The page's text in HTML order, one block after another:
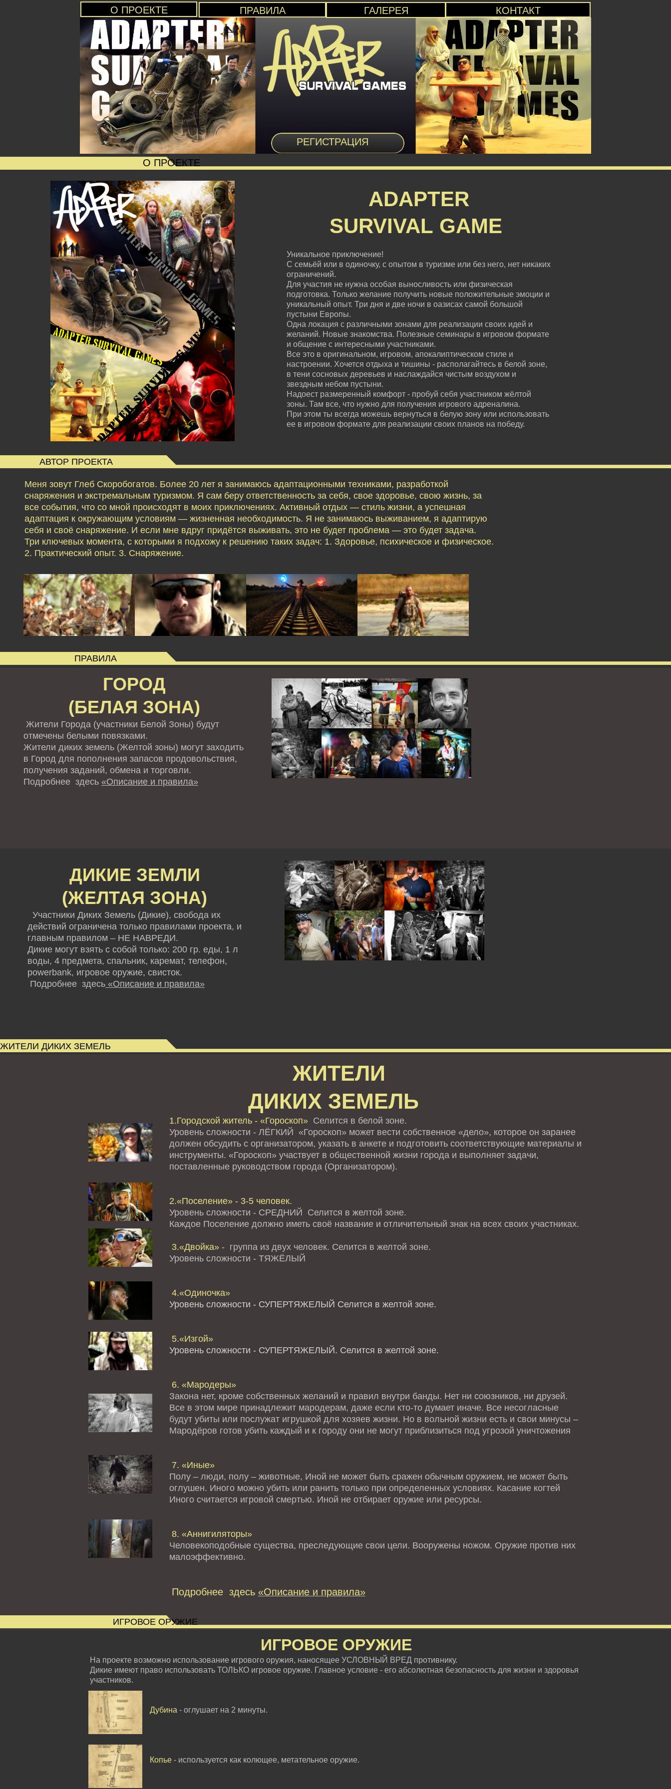
О ПРОЕКТЕ ПРАВИЛА ГАЛЕРЕЯ КОНТАКТ
РЕГИСТРАЦИЯ
О ПРОЕКТЕ
ADAPTER
SURVIVAL GAME
Уникальное приключение!
С семьёй или в одиночку, с опытом в туризме или без него, нет никаких
ограничений.
Для участия не нужна особая выносливость или физическая
подготовка. Только желание получить новые положительные эмоции и
уникальный опыт. Три дня и две ночи в оазисах самой большой
пустыни Европы.
Одна локация с различными зонами для реализации своих идей и
желаний. Новые знакомства. Полезные семинары в игровом формате
и общение с интересными участниками.
Все это в оригинальном, игровом, апокалиптическом стиле и
настроении. Хочется отдыха и тишины - располагайтесь в белой зоне,
в тени сосновых деревьев и наслаждайся чистым воздухом и
звездным небом пустыни.
Надоест размеренный комфорт - пробуй себя участником жёлтой
зоны. Там все, что нужно для получения игрового адреналина.
При этом ты всегда можешь вернуться в белую зону или использовать
ее в игровом формате для реализации своих планов на победу.
АВТОР ПРОЕКТА
Меня зовут Глеб Скоробогатов. Более 20 лет я занимаюсь адаптационными техниками, разработкой
снаряжения и экстремальным туризмом. Я сам беру ответственность за себя, свое здоровье, свою жизнь, за
все события, что со мной происходят в моих приключениях. Активный отдых — стиль жизни, а успешная
адаптация к окружающим условиям — жизненная необходимость. Я не занимаюсь выживанием, я адаптирую
себя и своё снаряжение. И если мне вдруг придётся выживать, это не будет проблема — это будет задача.
Три ключевых момента, с которыми я подхожу к решению таких задач: 1. Здоровье, психическое и физическое.
2. Практический опыт. 3. Снаряжение.
ПРАВИЛА
ГОРОД
(БЕЛАЯ ЗОНА)
Жители Города (участники Белой Зоны) будут
отмечены белыми повязками.
Жители диких земель (Желтой зоны) могут заходить
в Город для пополнения запасов продовольствия,
получения заданий, обмена и торговли.
Подробнее здесь «Описание и правила»
ДИКИЕ ЗЕМЛИ
(ЖЕЛТАЯ ЗОНА)
Участники Диких Земель (Дикие), свобода их
действий ограничена только правилами проекта, и
главным правилом – НЕ НАВРЕДИ.
Дикие могут взять с собой только: 200 гр. еды, 1 л
воды, 4 предмета, спальник, каремат, телефон,
powerbank, игровое оружие, свисток.
Подробнее здесь «Описание и правила»
ЖИТЕЛИ ДИКИХ ЗЕМЕЛЬ
ЖИТЕЛИ
ДИКИХ ЗЕМЕЛЬ
1.Городской житель - «Гороскоп»Селится в белой зоне.
Уровень сложности - ЛЁГКИЙ «Гороскоп» может вести собственное «дело», которое он заранее
должен обсудить с организатором, указать в анкете и подготовить соответствующие материалы и
инструменты. «Гороскоп» участвует в общественной жизни города и выполняет задачи,
поставленные руководством города (Организатором).
2.«Поселение» - 3-5 человек.
Уровень сложности - СРЕДНИЙ Селится в желтой зоне.
Каждое Поселение должно иметь своё название и отличительный знак на всех своих участниках.
3.«Двойка»- группа из двух человек. Селится в желтой зоне.
Уровень сложности - ТЯЖЁЛЫЙ
4.«Одиночка»
Уровень сложности - СУПЕРТЯЖЕЛЫЙ Селится в желтой зоне.
5.«Изгой»
Уровень сложности - СУПЕРТЯЖЕЛЫЙ. Селится в желтой зоне.
6. «Мародеры»
Закона нет, кроме собственных желаний и правил внутри банды. Нет ни союзников, ни друзей.
Все в этом мире принадлежит мародерам, даже если кто-то думает иначе. Все несогласные
будут убиты или послужат игрушкой для хозяев жизни. Но в вольной жизни есть и свои минусы –
Мародёров готов убить каждый и к городу они не могут приблизиться под угрозой уничтожения
7. «Иные»
Полу – люди, полу – животные, Иной не может быть сражен обычным оружием, не может быть
оглушен. Иного можно убить или ранить только при определенных условиях. Касание когтей
Иного считается игровой смертью. Иной не отбирает оружие или ресурсы.
8. «Аннигиляторы»
Человекоподобные существа, преследующие свои цели. Вооружены ножом. Оружие против них
малоэффективно.
Подробнее здесь «Описание и правила»
ИГРОВОЕ ОРУЖИЕ
На проекте возможно использование игрового оружия, наносящее УСЛОВНЫЙ ВРЕД противнику.
Дикие имеют право использовать ТОЛЬКО игровое оружие. Главное условие - его абсолютная безопасность для жизни и здоровья
участников.
Дубина - оглушает на 2 минуты.
Копье - используется как колющее, метательное оружие.
ИГРОВОЕ ОРУЖИЕ